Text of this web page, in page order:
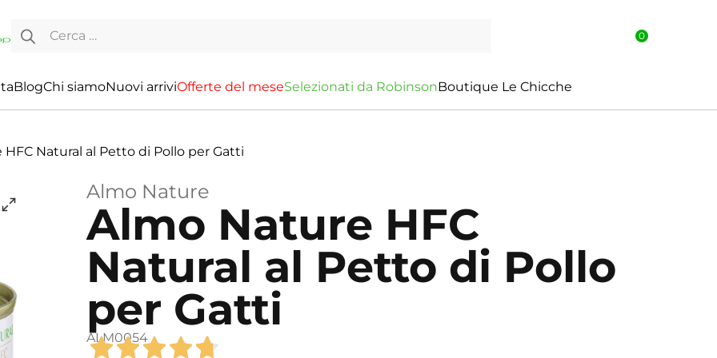
Ricerca per:
0
BlogChi siamoNuovi arriviOfferte del meseSelezionati da RobinsonBoutique Le Chicche
Natural al Petto di Pollo per Gatti
Almo Nature
Almo Nature HFC
Natural al Petto di Pollo
per Gatti
ALM0054